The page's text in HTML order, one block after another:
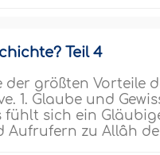
Teil 4
größten Vorteile
1. Glaube und
fühlt sich ein
Aufrufern zu Allâh